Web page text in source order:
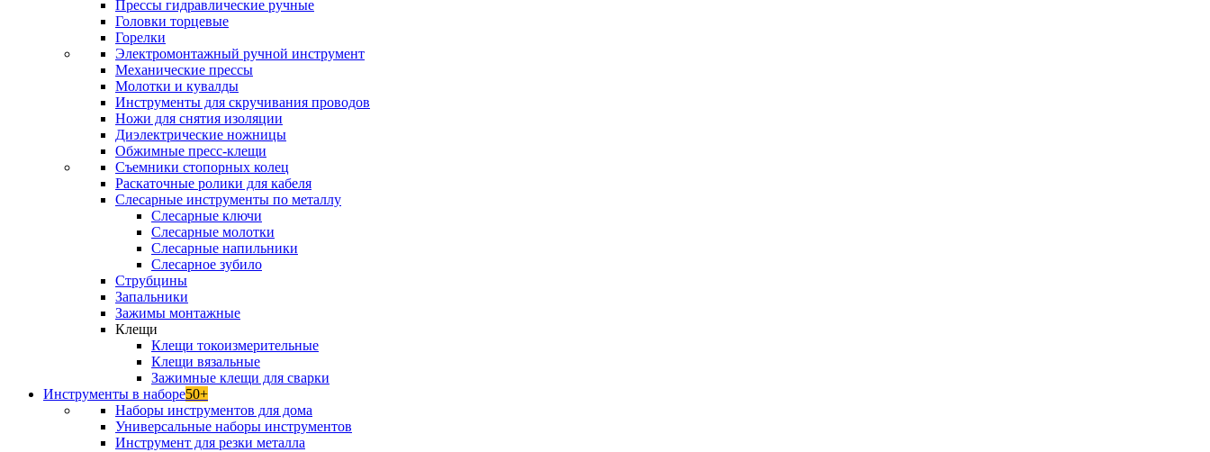
Прессы гидравлические ручные
Головки торцевые
Горелки
Электромонтажный ручной инструмент
Механические прессы
Молотки и кувалды
Инструменты для скручивания проводов
Ножи для снятия изоляции
Диэлектрические ножницы
Обжимные пресс-клещи
Съемники стопорных колец
Раскаточные ролики для кабеля
Слесарные инструменты по металлу
Слесарные ключи
Слесарные молотки
Слесарные напильники
Слесарное зубило
Струбцины
Запальники
Зажимы монтажные
Клещи
Клещи токоизмерительные
Клещи вязальные
Зажимные клещи для сварки
Инструменты в наборе50+
Наборы инструментов для дома
Универсальные наборы инструментов
Инструмент для резки металла